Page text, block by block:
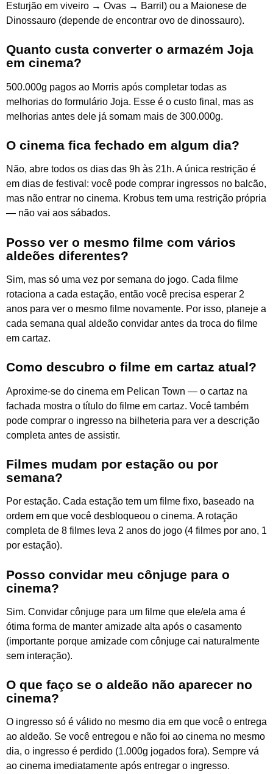
Esturjão em viveiro → Ovas → Barril) ou a Maionese de
Dinossauro (depende de encontrar ovo de dinossauro).
Quanto custa converter o armazém Joja
em cinema?
500.000g pagos ao Morris após completar todas as
melhorias do formulário Joja. Esse é o custo final, mas as
melhorias antes dele já somam mais de 300.000g.
O cinema fica fechado em algum dia?
Não, abre todos os dias das 9h às 21h. A única restrição é
em dias de festival: você pode comprar ingressos no balcão,
mas não entrar no cinema. Krobus tem uma restrição própria
— não vai aos sábados.
Posso ver o mesmo filme com vários
aldeões diferentes?
Sim, mas só uma vez por semana do jogo. Cada filme
rotaciona a cada estação, então você precisa esperar 2
anos para ver o mesmo filme novamente. Por isso, planeje a
cada semana qual aldeão convidar antes da troca do filme
em cartaz.
Como descubro o filme em cartaz atual?
Aproxime-se do cinema em Pelican Town — o cartaz na
fachada mostra o título do filme em cartaz. Você também
pode comprar o ingresso na bilheteria para ver a descrição
completa antes de assistir.
Filmes mudam por estação ou por
semana?
Por estação. Cada estação tem um filme fixo, baseado na
ordem em que você desbloqueou o cinema. A rotação
completa de 8 filmes leva 2 anos do jogo (4 filmes por ano, 1
por estação).
Posso convidar meu cônjuge para o
cinema?
Sim. Convidar cônjuge para um filme que ele/ela ama é
ótima forma de manter amizade alta após o casamento
(importante porque amizade com cônjuge cai naturalmente
sem interação).
O que faço se o aldeão não aparecer no
cinema?
O ingresso só é válido no mesmo dia em que você o entrega
ao aldeão. Se você entregou e não foi ao cinema no mesmo
dia, o ingresso é perdido (1.000g jogados fora). Sempre vá
ao cinema imediatamente após entregar o ingresso.